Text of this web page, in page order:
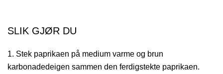
SLIK GJØR DU
Stek paprikaen på medium varme og brun
karbonadedeigen sammen den ferdigstekte paprikaen.